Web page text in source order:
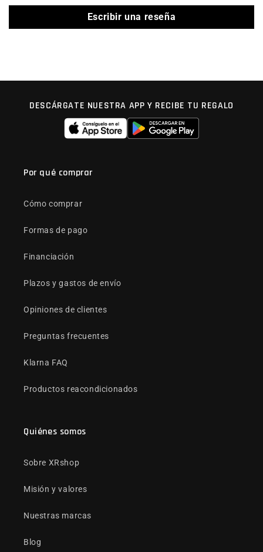
Escribir una reseña
DESCÁRGATE NUESTRA APP Y RECIBE TU REGALO
Por qué comprar
Cómo comprar
Formas de pago
Financiación
Plazos y gastos de envío
Opiniones de clientes
Preguntas frecuentes
Klarna FAQ
Productos reacondicionados
Quiénes somos
Sobre XRshop
Misión y valores
Nuestras marcas
Blog